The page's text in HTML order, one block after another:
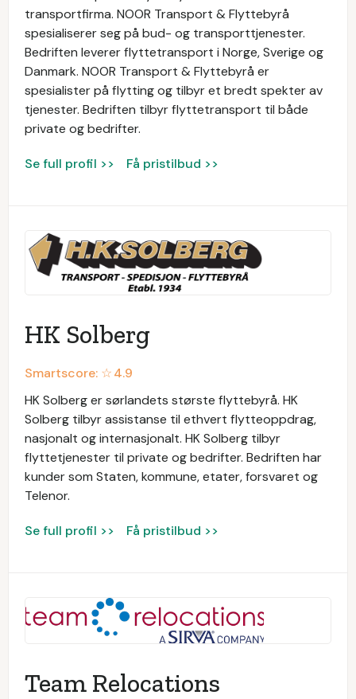
transportfirma. NOOR Transport & Flyttebyrå
spesialiserer seg på bud- og transporttjenester.
Bedriften leverer flyttetransport i Norge, Sverige og
Danmark. NOOR Transport & Flyttebyrå er
spesialister på flytting og tilbyr et bredt spekter av
tjenester. Bedriften tilbyr flyttetransport til både
private og bedrifter.
Se full profil >> Få pristilbud >>
HK Solberg
Smartscore: ☆4.9
HK Solberg er sørlandets største flyttebyrå. HK
Solberg tilbyr assistanse til ethvert flytteoppdrag,
nasjonalt og internasjonalt. HK Solberg tilbyr
flyttetjenester til private og bedrifter. Bedriften har
kunder som Staten, kommune, etater, forsvaret og
Telenor.
Se full profil >> Få pristilbud >>
Team Relocations